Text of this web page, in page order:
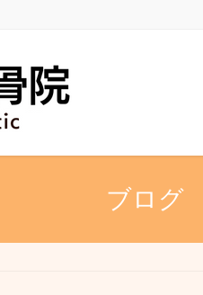
ブログ